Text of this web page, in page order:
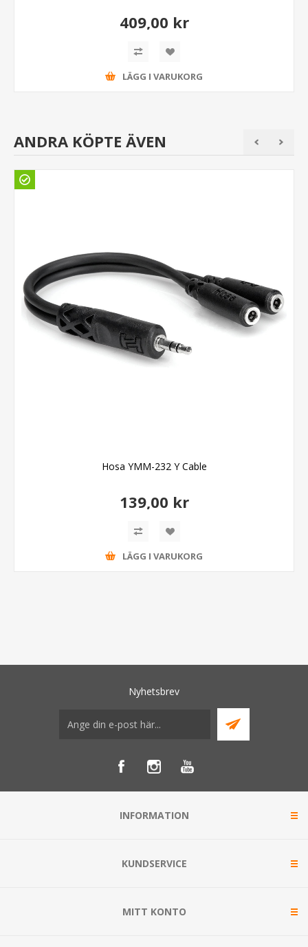
409,00 kr
LÄGG I VARUKORG
ANDRA KÖPTE ÄVEN
Hosa YMM-232 Y Cable
139,00 kr
LÄGG I VARUKORG
Nyhetsbrev
INFORMATION
KUNDSERVICE
MITT KONTO